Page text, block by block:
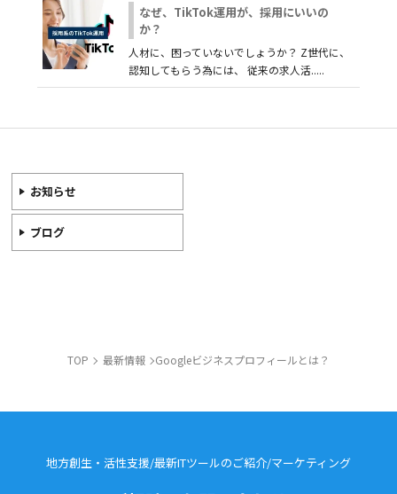
なぜ、TikTok運用が、採用にいいの
か？
人材に、困っていないでしょうか？ Z世代に、
認知してもらう為には、 従来の求人活.....
お知らせ
ブログ
TOP 最新情報 Googleビジネスプロフィールとは？
地方創生・活性支援/最新ITツールのご紹介/マーケティング